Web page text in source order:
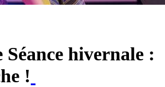
hivernale :
!